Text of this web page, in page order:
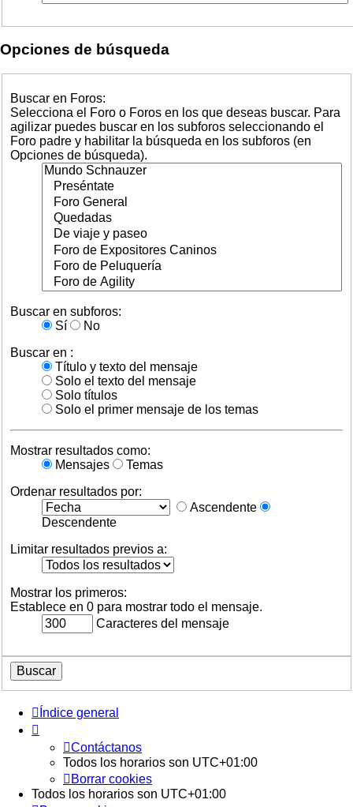
Opciones de búsqueda
Buscar en Foros:
Selecciona el Foro o Foros en los que deseas buscar. Para
agilizar puedes buscar en los subforos seleccionando el
Foro padre y habilitar la búsqueda en los subforos (en
Opciones de búsqueda).
Buscar en subforos:
Sí
No
Buscar en :
Título y texto del mensaje
Solo el texto del mensaje
Solo títulos
Solo el primer mensaje de los temas
Mostrar resultados como:
Mensajes
Temas
Ordenar resultados por:
Ascendente
Descendente
Limitar resultados previos a:
Mostrar los primeros:
Establece en 0 para mostrar todo el mensaje.
Caracteres del mensaje
Índice general
Contáctanos
Todos los horarios son UTC+01:00
Borrar cookies
Todos los horarios son UTC+01:00